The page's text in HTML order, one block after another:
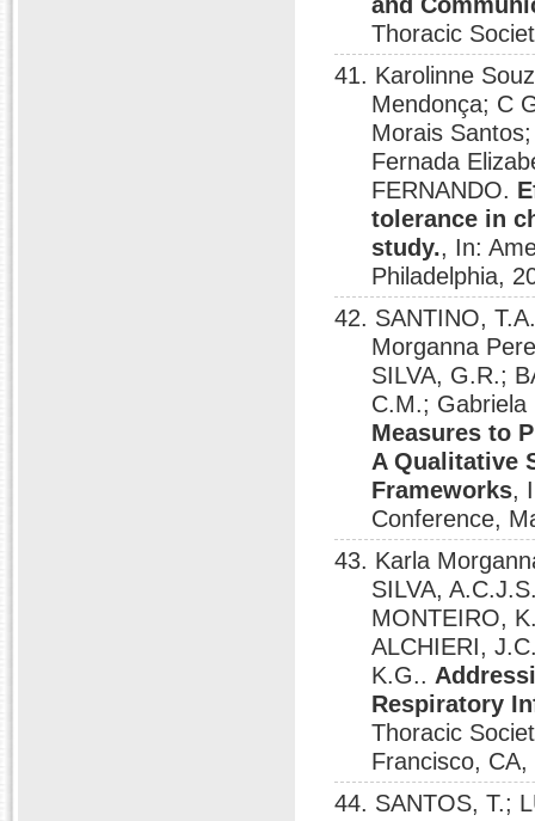
Thoracic
41. Karolinne
Mendonça; C
Morais
Fernada
FERNANDO.
tolerance in
study., In:
Philadelphia,
42. SANTINO,
Morganna
SILVA, G.R.;
C.M.;
Measures to
A Qualitative
Frameworks,
Conference,
43. Karla
SILVA,
MONTEIRO,
ALCHIERI,
K.G..
Respiratory
Thoracic
Francisco,
44. SANTOS, T.;